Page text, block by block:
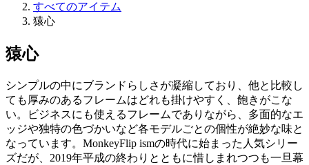
すべてのアイテム
猿心
猿心
シンプルの中にブランドらしさが凝縮しており、他と比較し
ても厚みのあるフレームはどれも掛けやすく、飽きがこな
い。ビジネスにも使えるフレームでありながら、多面的なエ
ッジや独特の色づかいなど各モデルごとの個性が絶妙な味と
なっています。MonkeyFlip ismの時代に始まった人気シリー
ズだが、2019年平成の終わりとともに惜しまれつつも一旦幕